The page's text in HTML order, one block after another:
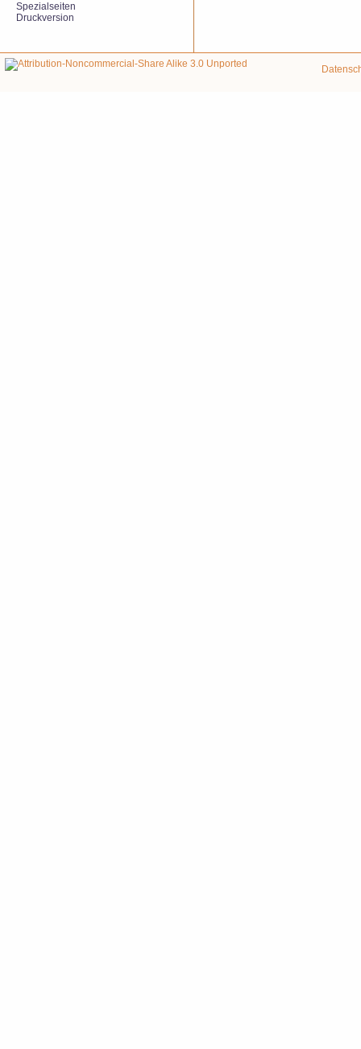
Spezialseiten
Druckversion